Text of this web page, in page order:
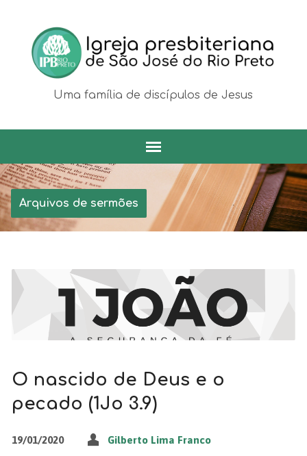
Uma família de discípulos de Jesus
Arquivos de sermões
O nascido de Deus e o
pecado (1Jo 3.9)
19/01/2020 Gilberto Lima Franco